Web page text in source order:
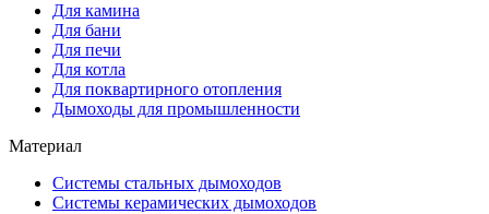
Для камина
Для бани
Для печи
Для котла
Для поквартирного отопления
Дымоходы для промышленности
Материал
Системы стальных дымоходов
Системы керамических дымоходов